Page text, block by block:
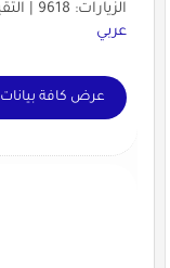
الزيارات: 9618 | التقييم: 5 | المقيّمين: 1 | الدولة:
عربي
عرض كافة بيانات